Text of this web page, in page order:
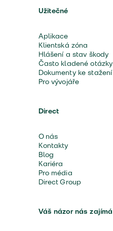
Užitečné
Aplikace
Klientská zóna
Hlášení a stav škody
Často kladené otázky
Dokumenty ke stažení
Pro vývojáře
Direct
O nás
Kontakty
Blog
Kariéra
Pro média
Direct Group
Váš názor nás zajímá